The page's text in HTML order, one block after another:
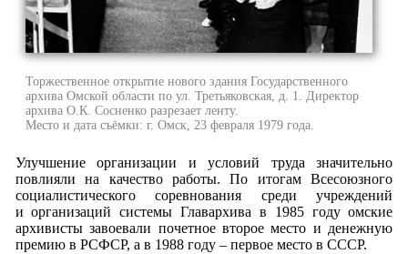
Торжественное открытие нового здания Государственного
архива Омской области по ул. Третьяковская, д. 1. Директор
архива О.К. Сосненко разрезает ленту.
Место и дата съёмки: г. Омск, 23 февраля 1979 года.
Улучшение организации и условий труда значительно
повлияли на качество работы. По итогам Всесоюзного
социалистического соревнования среди учреждений
и организаций системы Главархива в 1985 году омские
архивисты завоевали почетное второе место и денежную
премию в РСФСР, а в 1988 году – первое место в СССР.